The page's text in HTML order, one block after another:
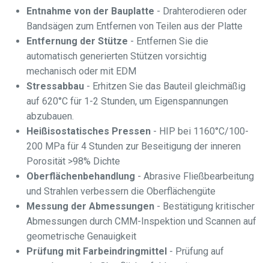
Entnahme von der Bauplatte - Drahterodieren oder
Bandsägen zum Entfernen von Teilen aus der Platte
Entfernung der Stütze - Entfernen Sie die
automatisch generierten Stützen vorsichtig
mechanisch oder mit EDM
Stressabbau - Erhitzen Sie das Bauteil gleichmäßig
auf 620°C für 1-2 Stunden, um Eigenspannungen
abzubauen.
Heißisostatisches Pressen - HIP bei 1160°C/100-
200 MPa für 4 Stunden zur Beseitigung der inneren
Porosität >98% Dichte
Oberflächenbehandlung - Abrasive Fließbearbeitung
und Strahlen verbessern die Oberflächengüte
Messung der Abmessungen - Bestätigung kritischer
Abmessungen durch CMM-Inspektion und Scannen auf
geometrische Genauigkeit
Prüfung mit Farbeindringmittel - Prüfung auf